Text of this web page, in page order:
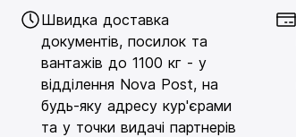
Швидка доставка
документів, посилок та
вантажів до 1100 кг - у
відділення Nova Post, на
будь-яку адресу кур'єрами
та у точки видачі партнерів